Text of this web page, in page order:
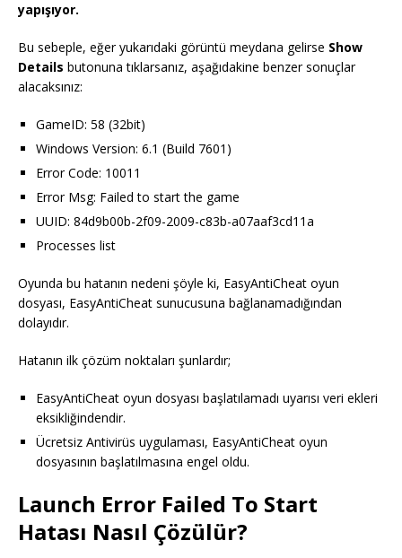
yapışıyor.
Bu sebeple, eğer yukarıdaki görüntü meydana gelirse Show
Details butonuna tıklarsanız, aşağıdakine benzer sonuçlar
alacaksınız:
GameID: 58 (32bit)
Windows Version: 6.1 (Build 7601)
Error Code: 10011
Error Msg: Failed to start the game
UUID: 84d9b00b-2f09-2009-c83b-a07aaf3cd11a
Processes list
Oyunda bu hatanın nedeni şöyle ki, EasyAntiCheat oyun
dosyası, EasyAntiCheat sunucusuna bağlanamadığından
dolayıdır.
Hatanın ilk çözüm noktaları şunlardır;
EasyAntiCheat oyun dosyası başlatılamadı uyarısı veri ekleri
eksikliğindendir.
Ücretsiz Antivirüs uygulaması, EasyAntiCheat oyun
dosyasının başlatılmasına engel oldu.
Launch Error Failed To Start
Hatası Nasıl Çözülür?